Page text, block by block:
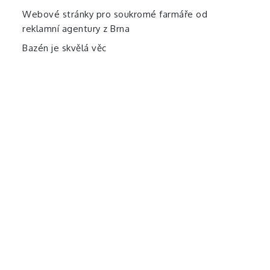
Webové stránky pro soukromé farmáře od
reklamní agentury z Brna
Bazén je skvělá věc